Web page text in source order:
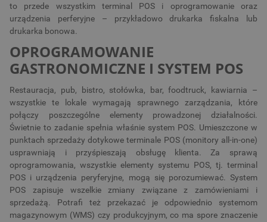
to przede wszystkim terminal POS i oprogramowanie oraz
urządzenia perferyjne – przykładowo drukarka fiskalna lub
drukarka bonowa.
OPROGRAMOWANIE
GASTRONOMICZNE I SYSTEM POS
Restauracja, pub, bistro, stołówka, bar, foodtruck, kawiarnia –
wszystkie te lokale wymagają sprawnego zarządzania, które
połączy poszczególne elementy prowadzonej działalności.
Świetnie to zadanie spełnia właśnie system POS. Umieszczone w
punktach sprzedaży dotykowe terminale POS (monitory all-in-one)
usprawniają i przyśpieszają obsługę klienta. Za sprawą
oprogramowania, wszystkie elementy systemu POS, tj. terminal
POS i urządzenia peryferyjne, mogą się porozumiewać. System
POS zapisuje wszelkie zmiany związane z zamówieniami i
sprzedażą. Potrafi też przekazać je odpowiednio systemom
magazynowym (WMS) czy produkcyjnym, co ma spore znaczenie